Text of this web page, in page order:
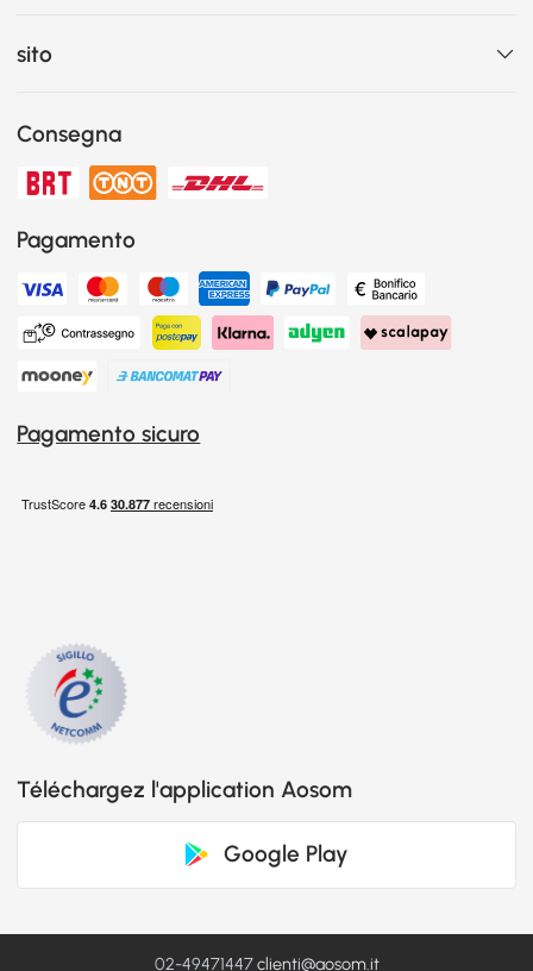
sito
Consegna
Pagamento
Pagamento sicuro
Téléchargez l'application Aosom
Google Play
02-49471447clienti@aosom.it